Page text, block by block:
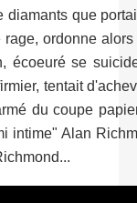
que
ordonne
écoeuré se
tentait
du coupe
intime" Alan